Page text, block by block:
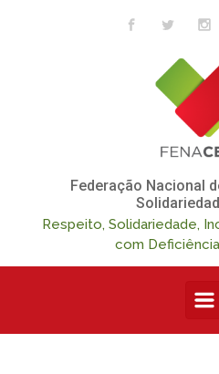
Skip to main content
Federação Nacional
Respeito, Solidariedade,
com